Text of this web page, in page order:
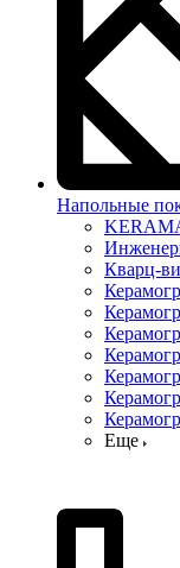
Напольные
Кварц-
Еще